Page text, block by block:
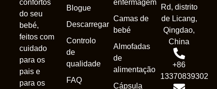
confortos
do seu
bebé,
feitos com
cuidado
para os
pais e
para os
Blogue
Descarregar
Controlo
de
qualidade
FAQ
enfermagem
Camas de
bebé
Almofadas
de
alimentação
Cápsula
Rd, distrito
de Licang,
Qingdao,
China
+86
13370839302